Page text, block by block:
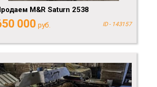
M&R Saturn 2538
000 руб. ID - 143157